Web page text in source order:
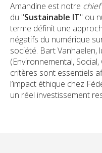
Amandine est notre
du "Sustainable IT" ou
terme définit une
négatifs du numérique
société. Bart Vanhaelen,
(Environnemental,
critères sont essentiels
l’impact éthique chez
un réel investissement